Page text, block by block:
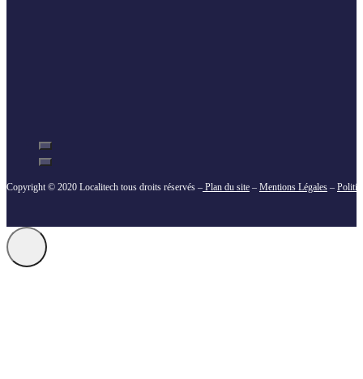
Copyright © 2020 Localitech tous droits réservés – Plan du site – Mentions Légales –